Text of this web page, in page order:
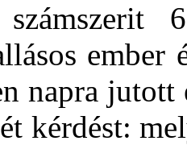
napra
kérdést: